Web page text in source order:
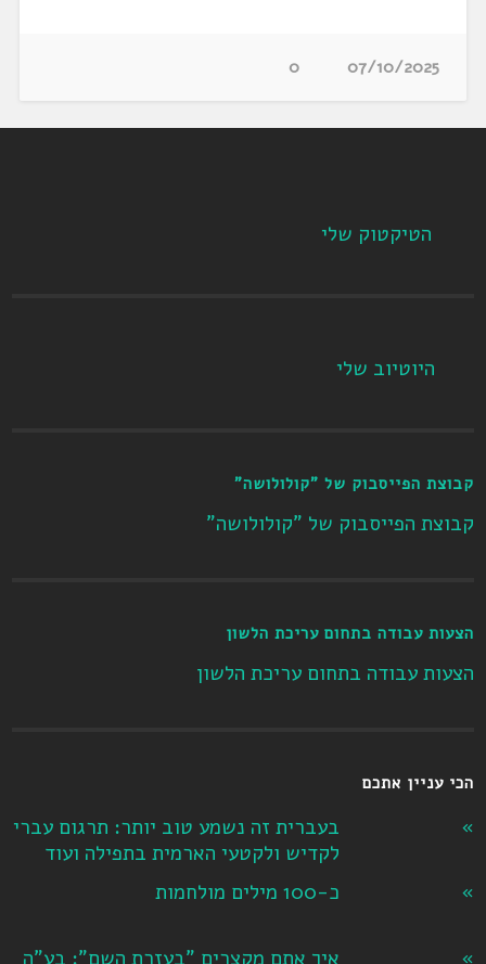
07/10/2025
0
הטיקטוק שלי
היוטיוב שלי
קבוצת הפייסבוק של "קולולושה"
קבוצת הפייסבוק של "קולולושה"
הצעות עבודה בתחום עריכת הלשון
הצעות עבודה בתחום עריכת הלשון
הכי עניין אתכם
בעברית זה נשמע טוב יותר: תרגום עברי
לקדיש ולקטעי הארמית בתפילה ועוד
כ-100 מילים מולחמות
איך אתם מקצרים "בעזרת השם": בע"ה